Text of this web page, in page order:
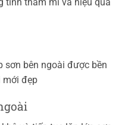
sơn bên ngoài được bền
mới đẹp